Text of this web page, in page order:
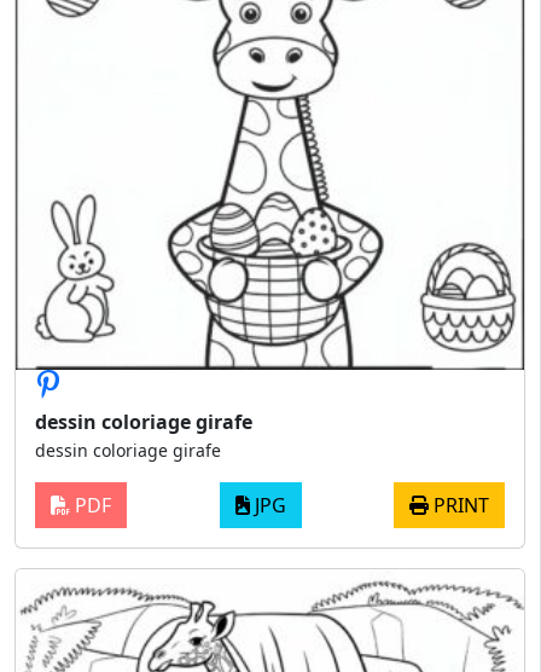
dessin coloriage girafe
dessin coloriage girafe
PDF JPG PRINT